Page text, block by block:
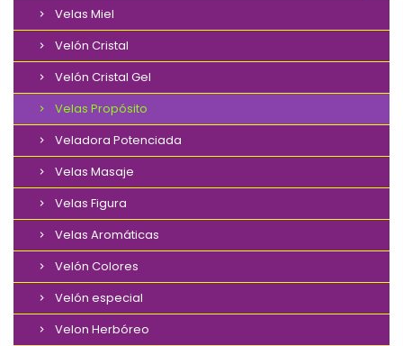
Velas Miel
Velón Cristal
Velón Cristal Gel
Velas Propósito
Veladora Potenciada
Velas Masaje
Velas Figura
Velas Aromáticas
Velón Colores
Velón especial
Velon Herbóreo